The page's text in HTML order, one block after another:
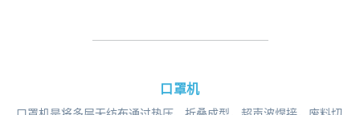
口罩机